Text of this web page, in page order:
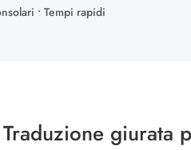
• Tempi rapidi
Traduzione giurata